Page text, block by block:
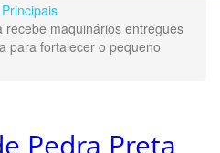
recebe maquinários entregues
para fortalecer o pequeno